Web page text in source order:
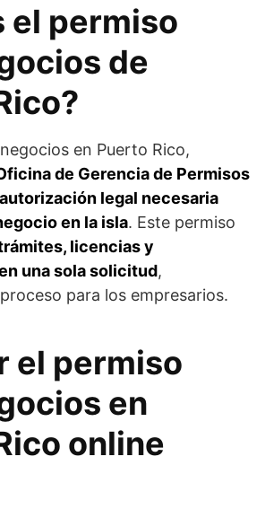
el permiso
de
en Puerto Rico,
de Gerencia de Permisos
autorización legal necesaria
en la isla. Este permiso
licencias y
una sola solicitud,
para los empresarios.
el permiso
en
online